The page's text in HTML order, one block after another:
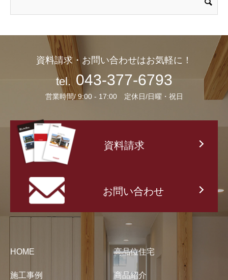
資料請求・お問い合わせはお気軽に！
tel. 043-377-6793
営業時間/ 9:00 - 17:00 定休日/日曜・祝日
資料請求
お問い合わせ
HOME 高品位住宅
施工事例 商品紹介